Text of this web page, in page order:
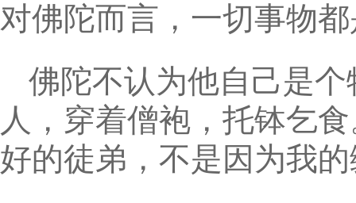
对佛陀而言，一切事物
佛陀不认为他自己是
人，穿着僧袍，托钵乞
好的徒弟，不是因为我